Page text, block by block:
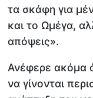
τα σκάφη για
και το Ωμέγα,
απόψεις».
Ανέφερε ακόμα
να γίνονται